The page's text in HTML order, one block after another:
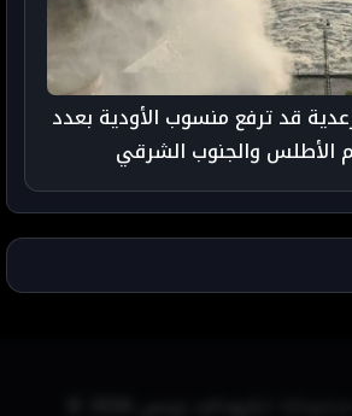
قد ترفع منسوب الأودية بعدد
الأطلس والجنوب الشرقي